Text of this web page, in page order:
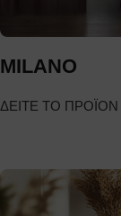
MILANO
ΔΕΙΤΕ ΤΟ ΠΡΟΪΟΝ